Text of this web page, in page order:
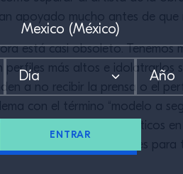
ENTRAR
apoyado mucho antes de que
está casi obsoleto. Tenemos
más altos e idolatrarlos
a no recibir la prensa o el
con el término “modelo a
a personajes no auténticos
presión sobre los jóvenes